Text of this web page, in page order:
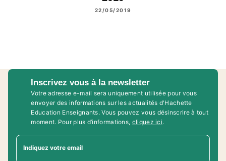
22/05/2019
Inscrivez vous à la newsletter
Votre adresse e-mail sera uniquement utilisée pour vous
envoyer des informations sur les actualités d'Hachette
Education Enseignants. Vous pouvez vous désinscrire à tout
moment. Pour plus d’informations, cliquez ici.
Indiquez votre email